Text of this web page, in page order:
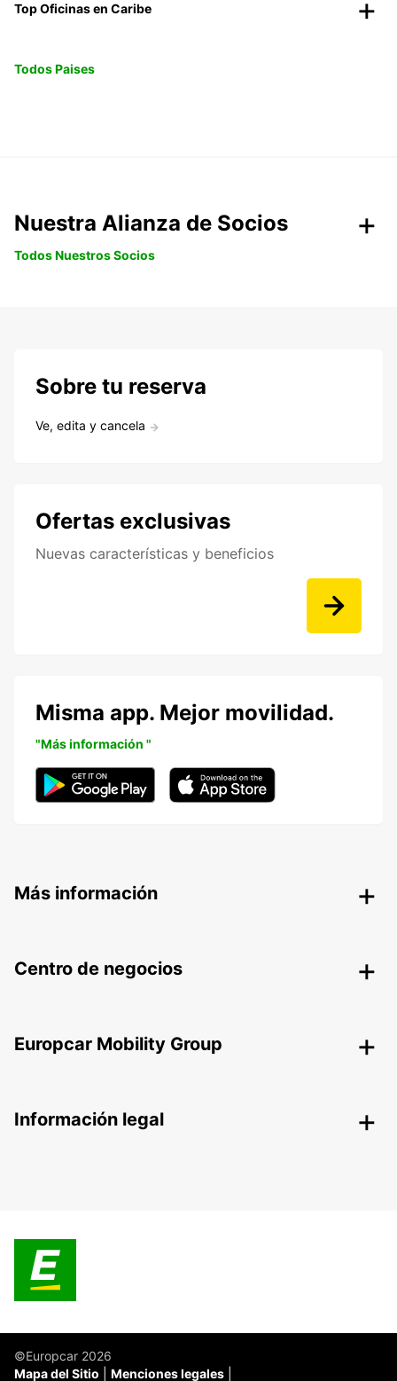
Top Oficinas en Caribe
Todos Paises
Nuestra Alianza de Socios
Todos Nuestros Socios
Sobre tu reserva
Ve, edita y cancela
Ofertas exclusivas
Nuevas características y beneficios
Misma app. Mejor movilidad.
"Más información "
Más información
Centro de negocios
Europcar Mobility Group
Información legal
©Europcar 2026
Mapa del Sitio
Menciones legales